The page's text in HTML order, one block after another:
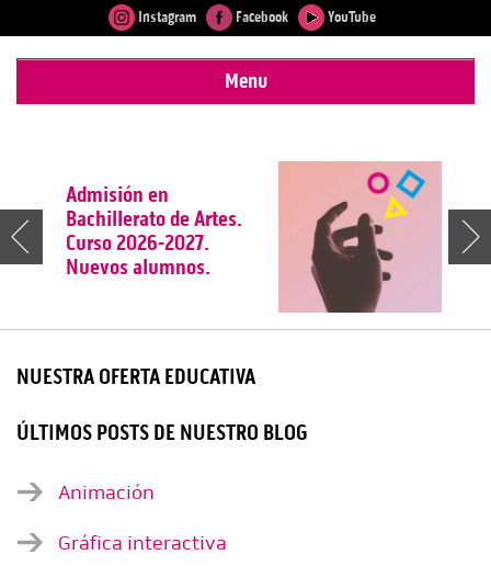
Instagram Facebook YouTube
Menu
Admisión en
Bachillerato de Artes.
Curso 2026-2027.
Nuevos alumnos.
Admisión a Ciclos de
Grado Superior. Curso
2026-2027
Horario de verano
Concurso de Zaforsa
para la Escuela de
Arte
Taller de Raku para el
ciclo de Cerámica
Artística
NUESTRA OFERTA EDUCATIVA
ÚLTIMOS POSTS DE NUESTRO BLOG
Animación
Gráfica interactiva